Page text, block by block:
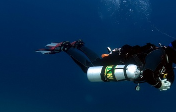
ist auf ein neues
forum.com
existiert nur aufgrund